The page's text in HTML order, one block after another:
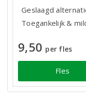
Geslaagd
Toegankelijk &
9,50 per fles
Fles